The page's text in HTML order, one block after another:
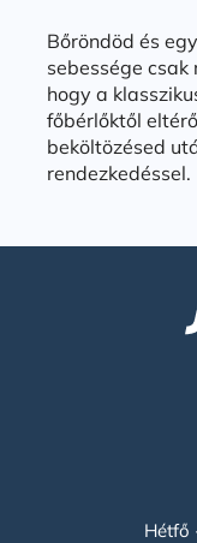
Bőröndöd és
sebessége
hogy a
főbérlőktől
beköltözésed
rendezkedéssel.
Hétfő